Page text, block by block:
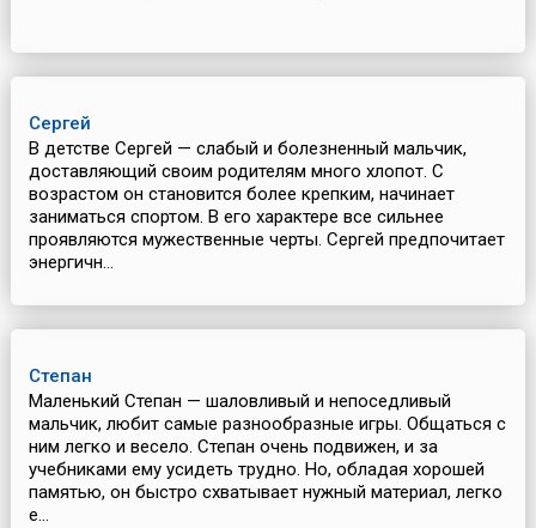
Сергей
В детстве Сергей — слабый и болезненный мальчик,
доставляющий своим родителям много хлопот. С
возрастом он становится более крепким, начинает
заниматься спортом. В его характере все сильнее
проявляются мужественные черты. Сергей предпочитает
энергичн...
Степан
Маленький Степан — шаловливый и непоседливый
мальчик, любит самые разнообразные игры. Общаться с
ним легко и весело. Степан очень подвижен, и за
учебниками ему усидеть трудно. Но, обладая хорошей
памятью, он быстро схватывает нужный материал, легко
е...